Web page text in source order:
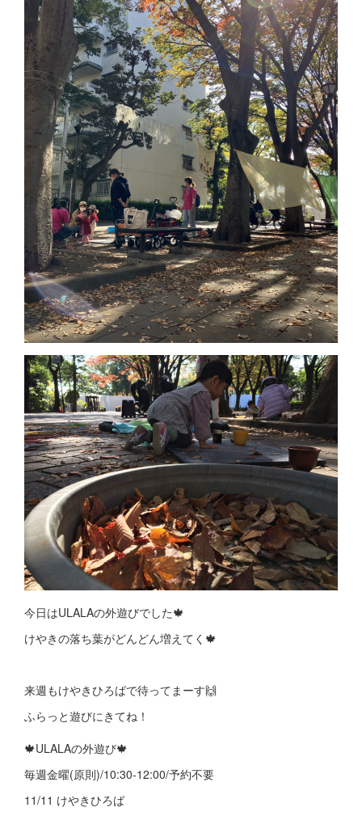
今日はULALAの外遊びでした🍁
けやきの落ち葉がどんどん増えてく🍁
来週もけやきひろばで待ってまーす🙌
ふらっと遊びにきてね！
🍁ULALAの外遊び🍁
毎週金曜(原則)/10:30-12:00/予約不要
11/11 けやきひろば